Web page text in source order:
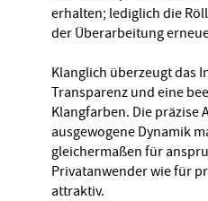
erhalten; lediglich die
der Überarbeitung
Klanglich überzeugt das
Transparenz und eine
Klangfarben. Die präzise
ausgewogene Dynamik
gleichermaßen für
Privatanwender wie für
attraktiv.